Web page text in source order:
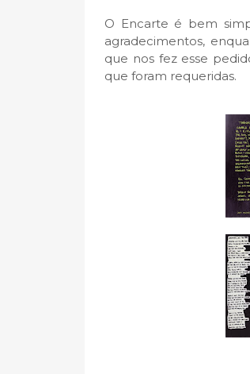
O Encarte é bem
agradecimentos,
que nos fez esse
que foram requeridas.